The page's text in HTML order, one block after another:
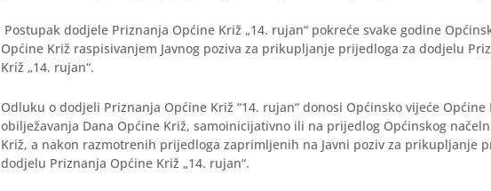
Postupak dodjele Priznanja Općine Križ „14. rujan“ pokreće svake godine
Općine Križ raspisivanjem Javnog poziva za prikupljanje prijedloga za dodjelu
Križ „14. rujan“.
Odluku o dodjeli Priznanja Općine Križ “14. rujan“ donosi Općinsko vijeće Općine
obilježavanja Dana Općine Križ, samoinicijativno ili na prijedlog Općinskog
Križ, a nakon razmotrenih prijedloga zaprimljenih na Javni poziv za prikupljanje
dodjelu Priznanja Općine Križ „14. rujan“.